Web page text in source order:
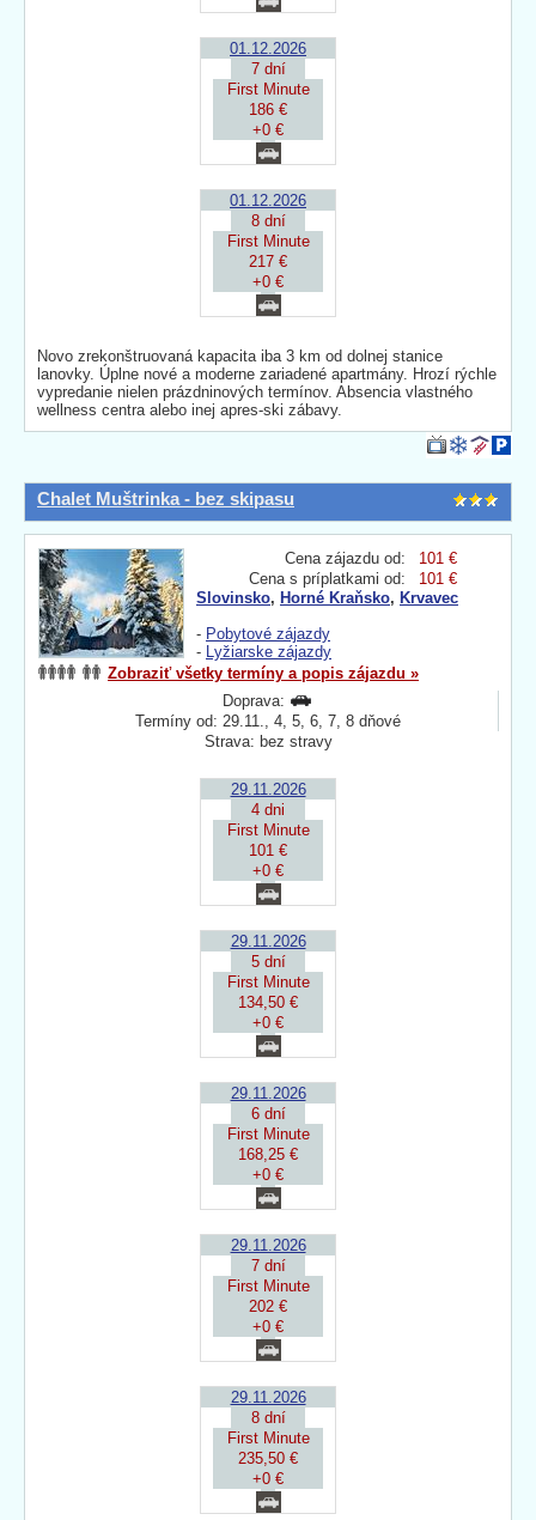
01.12.2026
7 dní
First Minute
186 €
+0 €
01.12.2026
8 dní
First Minute
217 €
+0 €
Novo zrekonštruovaná kapacita iba 3 km od dolnej stanice
lanovky. Úplne nové a moderne zariadené apartmány. Hrozí rýchle
vypredanie nielen prázdninových termínov. Absencia vlastného
wellness centra alebo inej apres-ski zábavy.
Chalet Muštrinka - bez skipasu
Cena zájazdu od:
101 €
Cena s príplatkami od:
101 €
Slovinsko, Horné Kraňsko, Krvavec
- Pobytové zájazdy
- Lyžiarske zájazdy
Zobraziť všetky termíny a popis zájazdu »
Doprava:
Termíny od: 29.11., 4, 5, 6, 7, 8 dňové
Strava: bez stravy
29.11.2026
4 dni
First Minute
101 €
+0 €
29.11.2026
5 dní
First Minute
134,50 €
+0 €
29.11.2026
6 dní
First Minute
168,25 €
+0 €
29.11.2026
7 dní
First Minute
202 €
+0 €
29.11.2026
8 dní
First Minute
235,50 €
+0 €